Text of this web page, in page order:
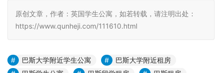
原创文章，作者：英国学生公寓，如若转载，请注明出处：
https://www.qunheji.com/111610.html
巴斯大学附近学生公寓
巴斯大学附近租房